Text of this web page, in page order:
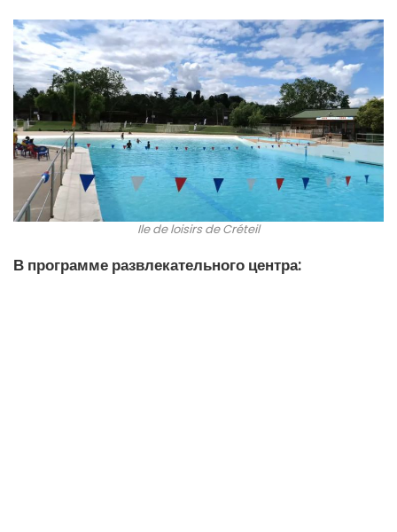
Ile de loisirs de Créteil
В программе развлекательного центра: